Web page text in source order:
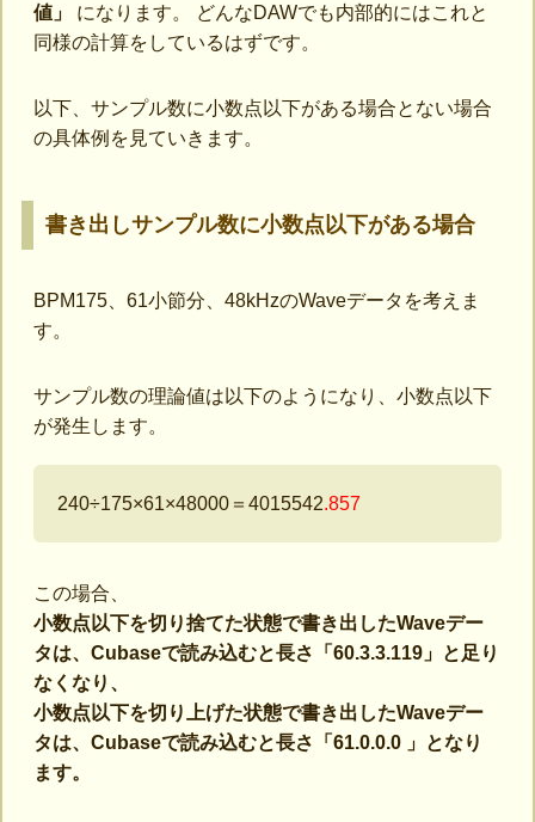
値」 になります。 どんなDAWでも内部的にはこれと
同様の計算をしているはずです。
以下、サンプル数に小数点以下がある場合とない場合
の具体例を見ていきます。
書き出しサンプル数に小数点以下がある場合
BPM175、61小節分、48kHzのWaveデータを考えま
す。
サンプル数の理論値は以下のようになり、小数点以下
が発生します。
240÷175×61×48000＝4015542.857
この場合、
小数点以下を切り捨てた状態で書き出したWaveデー
タは、Cubaseで読み込むと長さ「60.3.3.119」と足り
なくなり、
小数点以下を切り上げた状態で書き出したWaveデー
タは、Cubaseで読み込むと長さ「61.0.0.0 」となり
ます。